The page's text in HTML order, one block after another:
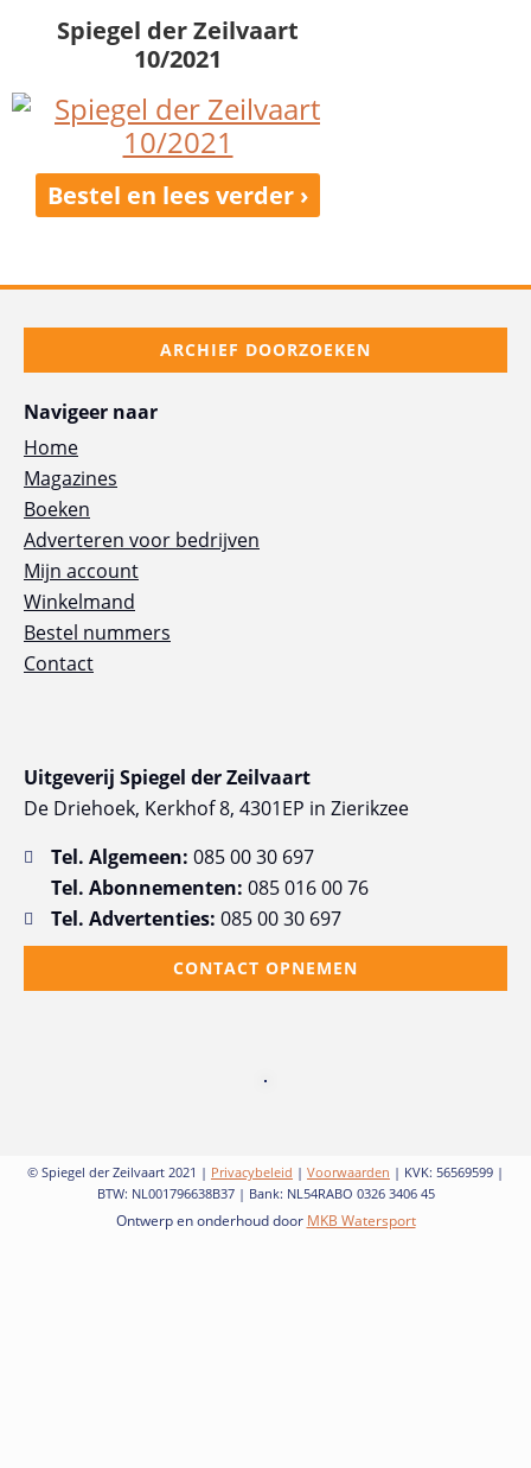
Spiegel der Zeilvaart
10/2021
Bestel en lees verder ›
Uitgeverij Spiegel der Zeilvaart
De Driehoek, Kerkhof 8, 4301EP in Zierikzee
Tel. Algemeen: 085 00 30 697
Tel. Abonnementen: 085 016 00 76
Tel. Advertenties: 085 00 30 697
CONTACT OPNEMEN
ARCHIEF DOORZOEKEN
Navigeer naar
Home
Magazines
Boeken
Adverteren voor bedrijven
Mijn account
Winkelmand
Bestel nummers
Contact
© Spiegel der Zeilvaart 2021 | Privacybeleid | Voorwaarden | KVK: 56569599 |
BTW: NL001796638B37 | Bank: NL54RABO 0326 3406 45
Ontwerp en onderhoud door MKB Watersport